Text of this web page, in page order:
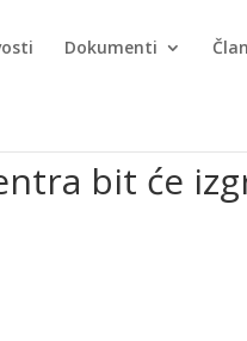
Dokumenti
bit će